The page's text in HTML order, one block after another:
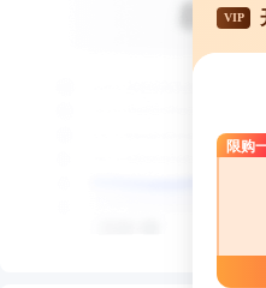
VIP
限购